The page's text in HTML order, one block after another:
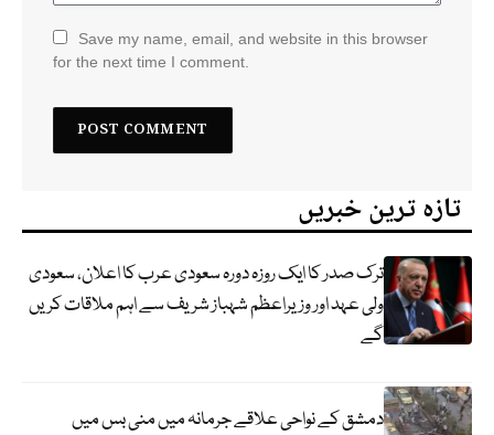
Save my name, email, and website in this browser
for the next time I comment.
تازہ ترین خبریں
ترک صدر کا ایک روزہ دورہ سعودی عرب کا اعلان، سعودی
ولی عہد اور وزیراعظم شہباز شریف سے اہم ملاقات کریں
گے
دمشق کے نواحی علاقے جرمانہ میں منی بس میں